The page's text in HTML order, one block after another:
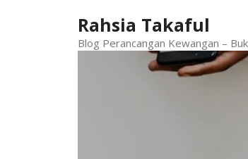
Rahsia Takaful
Blog Perancangan Kewangan –